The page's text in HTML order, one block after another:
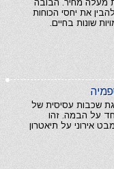
מעלה מחיר. הבובה
את יחסי הכוחות
שונות בחיים.
שכבות עסיסית של
על הבמה. זהו
אירוני על תיאטרון